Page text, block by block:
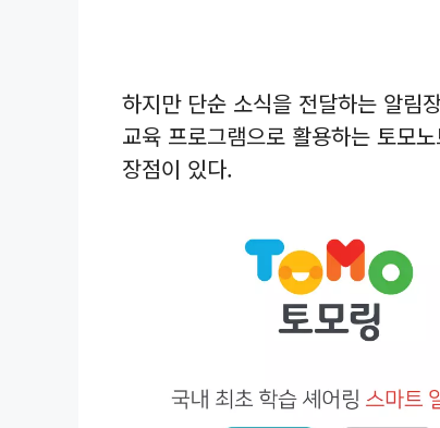
하지만 단순 소식을 전달하는 알림
교육 프로그램으로 활용하는 토모
장점이 있다.